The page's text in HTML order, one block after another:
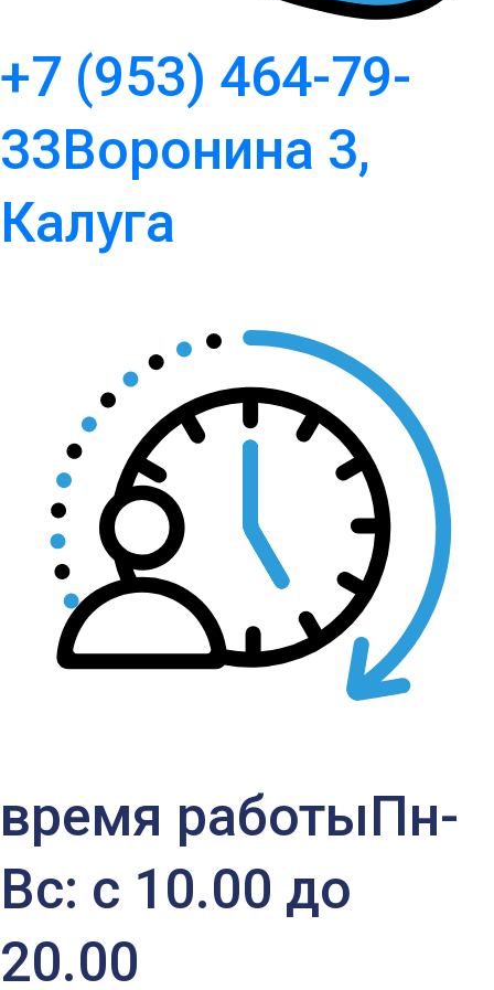
+7 (953) 464-79-
33Воронина 3,
Калуга
время работыПн-
Вс: с 10.00 до
20.00